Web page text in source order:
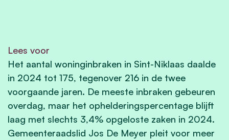
Lees voor
Het aantal woninginbraken in Sint-Niklaas daalde
in 2024 tot 175, tegenover 216 in de twee
voorgaande jaren. De meeste inbraken gebeuren
overdag, maar het ophelderingspercentage blijft
laag met slechts 3,4% opgeloste zaken in 2024.
Gemeenteraadslid Jos De Meyer pleit voor meer